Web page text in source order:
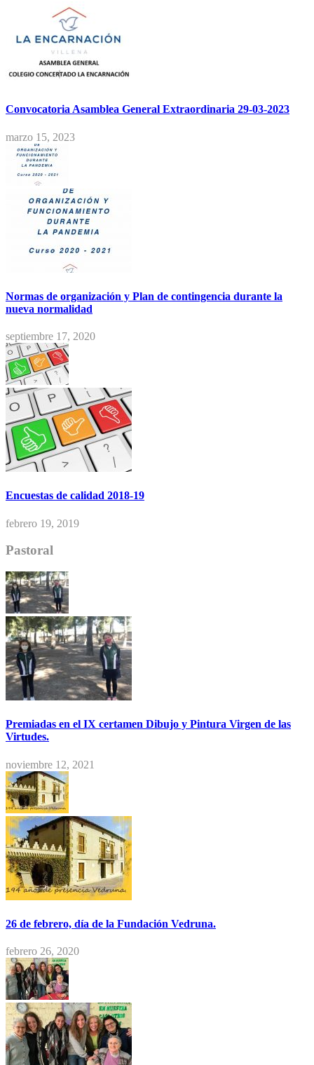
Convocatoria Asamblea General Extraordinaria 29-03-2023
marzo 15, 2023
Normas de organización y Plan de contingencia durante la
nueva normalidad
septiembre 17, 2020
Encuestas de calidad 2018-19
febrero 19, 2019
Pastoral
Premiadas en el IX certamen Dibujo y Pintura Virgen de las
Virtudes.
noviembre 12, 2021
26 de febrero, día de la Fundación Vedruna.
febrero 26, 2020